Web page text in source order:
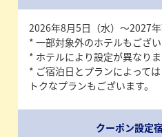
2026年8月5日（水）～2027年
* 一部対象外のホテルもござい
* ホテルにより設定が異なりま
* ご宿泊日とプランによって
トクなプランもございます。
クーポン設定